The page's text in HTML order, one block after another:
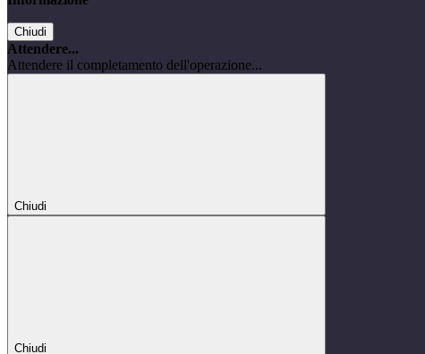
Chiudi
Attendere...
Attendere il completamento dell'operazione...
Chiudi
Chiudi